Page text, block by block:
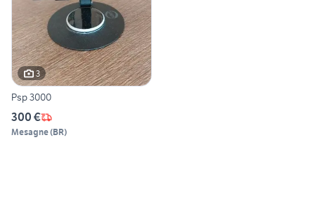
3
Psp 3000
300 €
Mesagne(BR)